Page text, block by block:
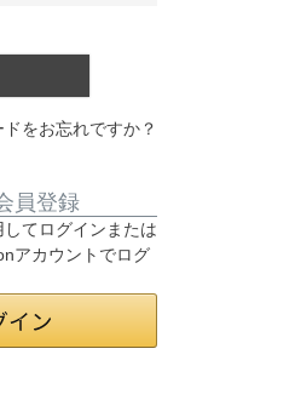
をお忘れですか？
員登録
てログインまたは
アカウントでログ